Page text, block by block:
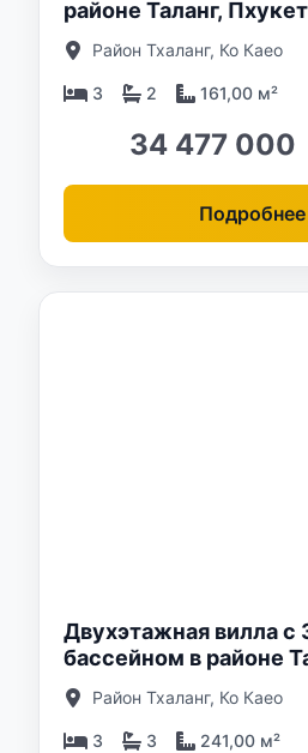
районе Таланг,
Sunrise Lake
Район Тхаланг, Ко Каео
3 2 161,00 м²
34 477 000
Подробнее
Двухэтажная вилла с
бассейном в районе
комплексе Sunrise
Район Тхаланг, Ко Каео
3 3 241,00 м²